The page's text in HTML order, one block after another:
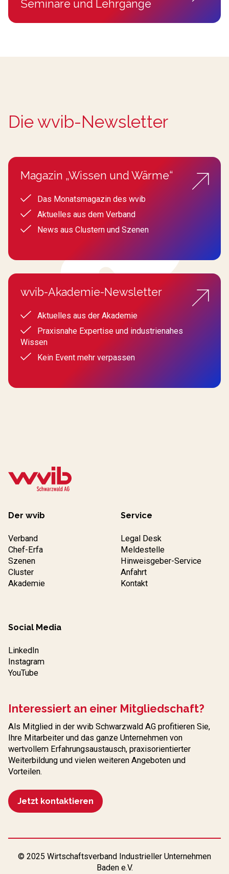
:
Seminare und Lehrgänge
Die wvib-Newsletter
Magazin „Wissen und Wärme“
Das Monatsmagazin des wvib
Aktuelles aus dem Verband
News aus Clustern und Szenen
wvib-Akademie-Newsletter
Aktuelles aus der Akademie
Praxisnahe Expertise und industrienahes
Wissen
Kein Event mehr verpassen
Der wvib
Verband
Chef-Erfa
Szenen
Cluster
Akademie
Service
Legal Desk
Meldestelle
Hinweisgeber-Service
Anfahrt
Kontakt
Social Media
LinkedIn
Instagram
YouTube
Interessiert an einer Mitgliedschaft?
Als Mitglied in der wvib Schwarzwald AG profitieren Sie,
Ihre Mitarbeiter und das ganze Unternehmen von
wertvollem Erfahrungs­austausch, praxisorientierter
Weiterbildung und vielen weiteren Angeboten und
Vorteilen.
Jetzt kontaktieren
© 2025 Wirtschaftsverband Industrieller Unternehmen
Baden e.V.